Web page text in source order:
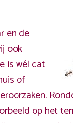
en de
ook
is wél dat
of
op het